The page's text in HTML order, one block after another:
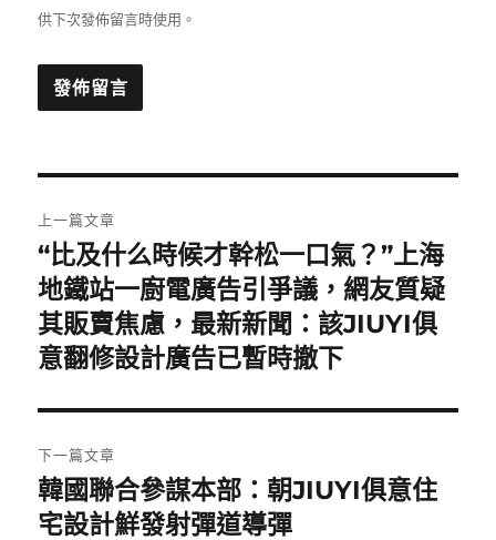
供下次發佈留言時使用。
章
導
覽
上一篇文章
上
一
篇
文
章:
“比及什么時候才幹松一口氣？”上海
地鐵站一廚電廣告引爭議，網友質疑
其販賣焦慮，最新新聞：該JIUYI俱
意翻修設計廣告已暫時撤下
下一篇文章
下
一
韓國聯合參謀本部：朝JIUYI俱意住
宅設計鮮發射彈道導彈